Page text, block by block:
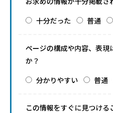
十分だった
普通
ページの構成や内容、表現
か？
分かりやすい
普通
この情報をすぐに見つける